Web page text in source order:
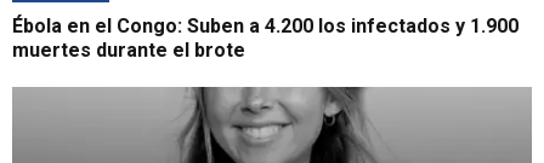
Ébola en el Congo: Suben a 4.200 los infectados y 1.900
muertes durante el brote